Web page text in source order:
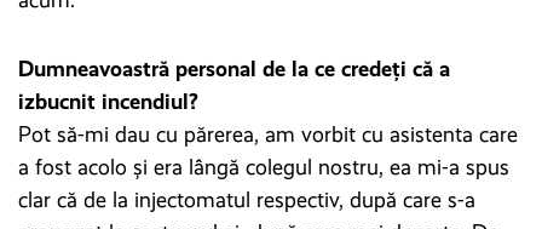
Dumneavoastră personal de la ce credeți că a
izbucnit incendiul?
Pot să-mi dau cu părerea, am vorbit cu asistenta care
a fost acolo și era lângă colegul nostru, ea mi-a spus
clar că de la injectomatul respectiv, după care s-a